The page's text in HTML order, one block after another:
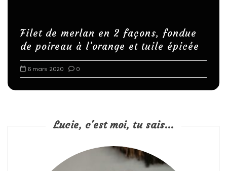
Filet de merlan en 2 façons, fondue
de poireau à l’orange et tuile épicée
6 mars 2020 0
Lucie, c'est moi, tu sais...